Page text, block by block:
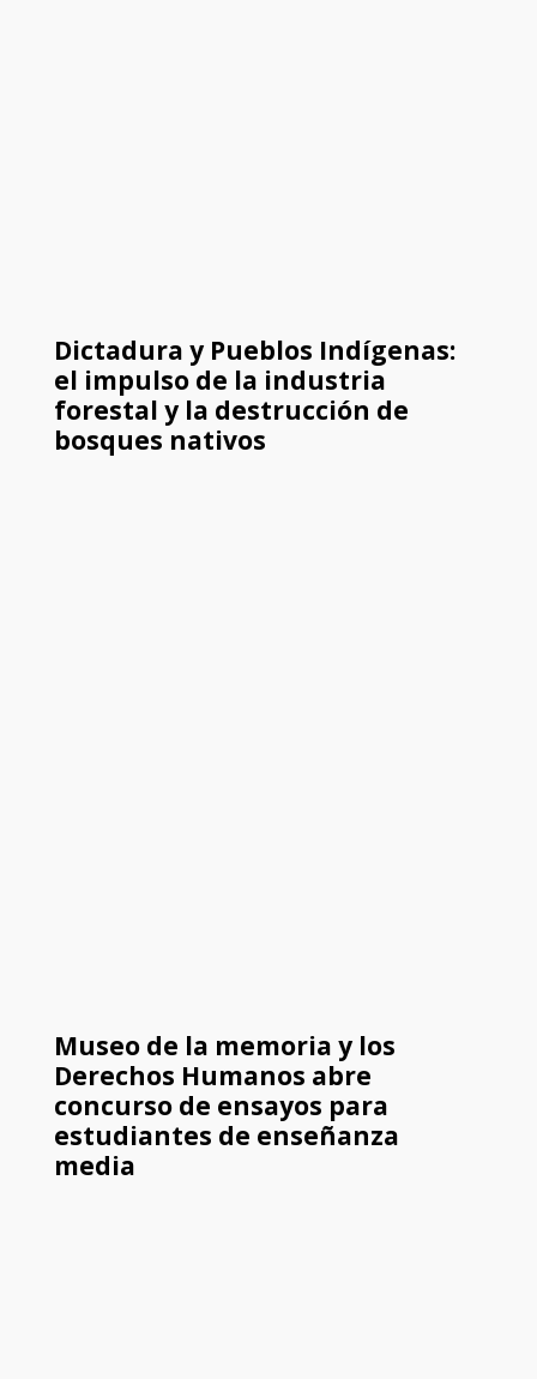
Dictadura y Pueblos Indígenas:
el impulso de la industria
forestal y la destrucción de
bosques nativos
Museo de la memoria y los
Derechos Humanos abre
concurso de ensayos para
estudiantes de enseñanza
media